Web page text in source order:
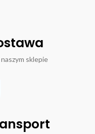
sklepie